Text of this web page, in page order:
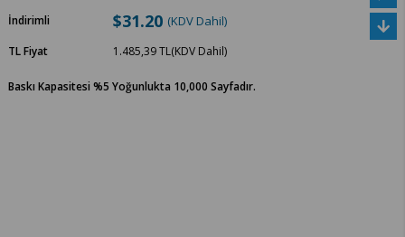
İndirimli $31.20 (KDV Dahil)
TL Fiyat 1.485,39 TL(KDV Dahil)
Baskı Kapasitesi %5 Yoğunlukta 10,000 Sayfadır.